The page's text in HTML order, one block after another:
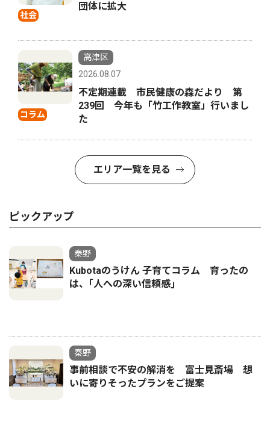
社会
団体に拡大
コラム
高津区
2026.08.07
不定期連載 市民健康の森だより 第
239回 今年も「竹工作教室」行いまし
た
エリア一覧を見る
ピックアップ
秦野
Kubotaのうけん 子育てコラム 育ったの
は、｢人への深い信頼感｣
秦野
事前相談で不安の解消を 富士見斎場 想
いに寄りそったプランをご提案